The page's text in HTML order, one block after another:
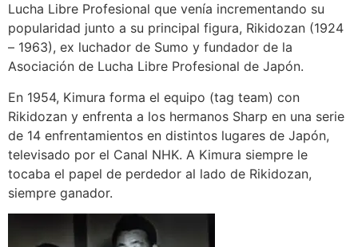
Lucha Libre Profesional que venía incrementando su
popularidad junto a su principal figura, Rikidozan (1924
– 1963), ex luchador de Sumo y fundador de la
Asociación de Lucha Libre Profesional de Japón.
En 1954, Kimura forma el equipo (tag team) con
Rikidozan y enfrenta a los hermanos Sharp en una serie
de 14 enfrentamientos en distintos lugares de Japón,
televisado por el Canal NHK. A Kimura siempre le
tocaba el papel de perdedor al lado de Rikidozan,
siempre ganador.